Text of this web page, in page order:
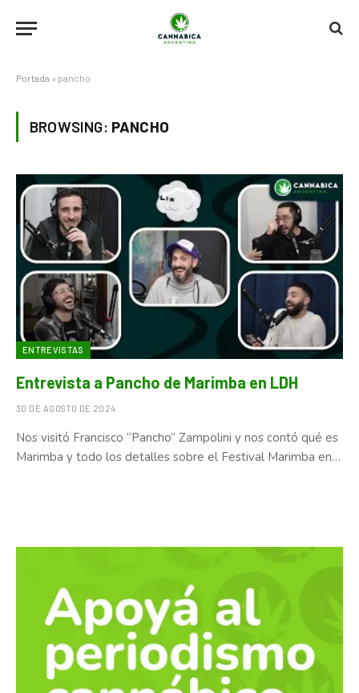
Portada » pancho
BROWSING: PANCHO
ENTREVISTAS
Entrevista a Pancho de Marimba en LDH
30 DE AGOSTO DE 2024
Nos visitó Francisco “Pancho” Zampolini y nos contó qué es
Marimba y todo los detalles sobre el Festival Marimba en…